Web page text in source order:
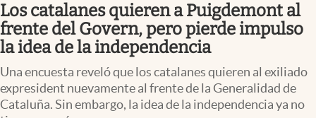
Los catalanes quieren a Puigdemont al
frente del Govern, pero pierde impulso
la idea de la independencia
Una encuesta reveló que los catalanes quieren al exiliado
expresident nuevamente al frente de la Generalidad de
Cataluña. Sin embargo, la idea de la independencia ya no